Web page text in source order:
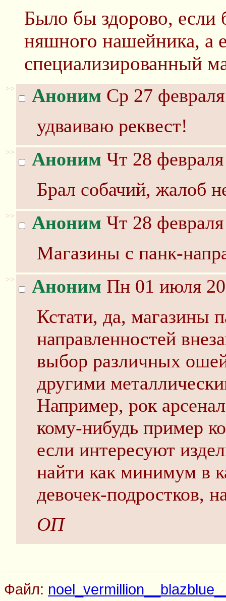
Было бы здорово,
няшного нашейника, а
специализированный
>> Аноним Ср 27
удваиваю реквест!
>> Аноним Чт 28
Брал собачий, жалоб
>> Аноним Чт 28
Магазины с панк-
>> Аноним Пн 01 июля
Кстати, да, магазины
направленностей
выбор различных
другими
Например, рок
кому-нибудь пример
если интересуют
найти как минимум в
девочек-подростков,
ОП
Файл: